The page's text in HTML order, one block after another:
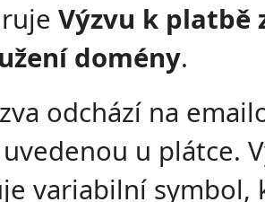
Výzvu k platbě
domény.
odchází na
u plátce.
variabilní symbol,